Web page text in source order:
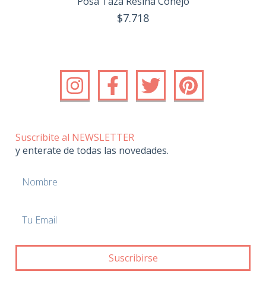
$7.718
Suscribite al NEWSLETTER
y enterate de todas las novedades.